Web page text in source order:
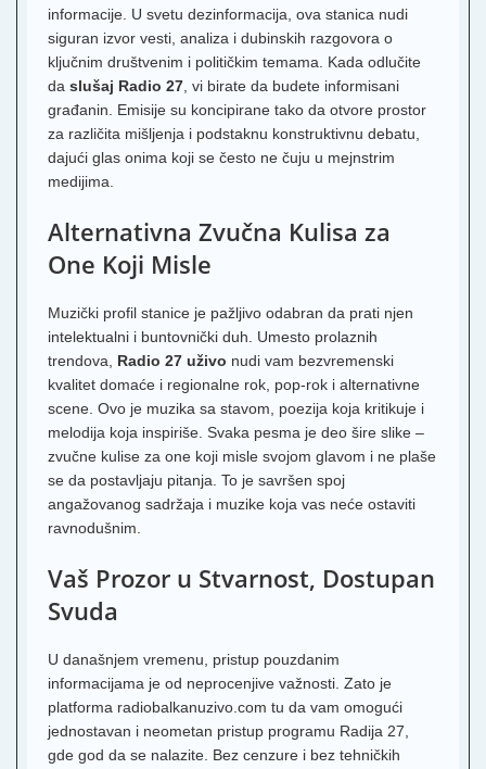
informacije. U svetu dezinformacija, ova stanica nudi
siguran izvor vesti, analiza i dubinskih razgovora o
ključnim društvenim i političkim temama. Kada odlučite
da slušaj Radio 27 , vi birate da budete informisani
građanin. Emisije su koncipirane tako da otvore prostor
za različita mišljenja i podstaknu konstruktivnu debatu,
dajući glas onima koji se često ne čuju u mejnstrim
medijima.
Alternativna Zvučna Kulisa za
One Koji Misle
Muzički profil stanice je pažljivo odabran da prati njen
intelektualni i buntovnički duh. Umesto prolaznih
trendova, Radio 27 uživo nudi vam bezvremenski
kvalitet domaće i regionalne rok, pop-rok i alternativne
scene. Ovo je muzika sa stavom, poezija koja kritikuje i
melodija koja inspiriše. Svaka pesma je deo šire slike –
zvučne kulise za one koji misle svojom glavom i ne plaše
se da postavljaju pitanja. To je savršen spoj
angažovanog sadržaja i muzike koja vas neće ostaviti
ravnodušnim.
Vaš Prozor u Stvarnost, Dostupan
Svuda
U današnjem vremenu, pristup pouzdanim
informacijama je od neprocenjive važnosti. Zato je
platforma radiobalkanuzivo.com tu da vam omogući
jednostavan i neometan pristup programu Radija 27,
gde god da se nalazite. Bez cenzure i bez tehničkih